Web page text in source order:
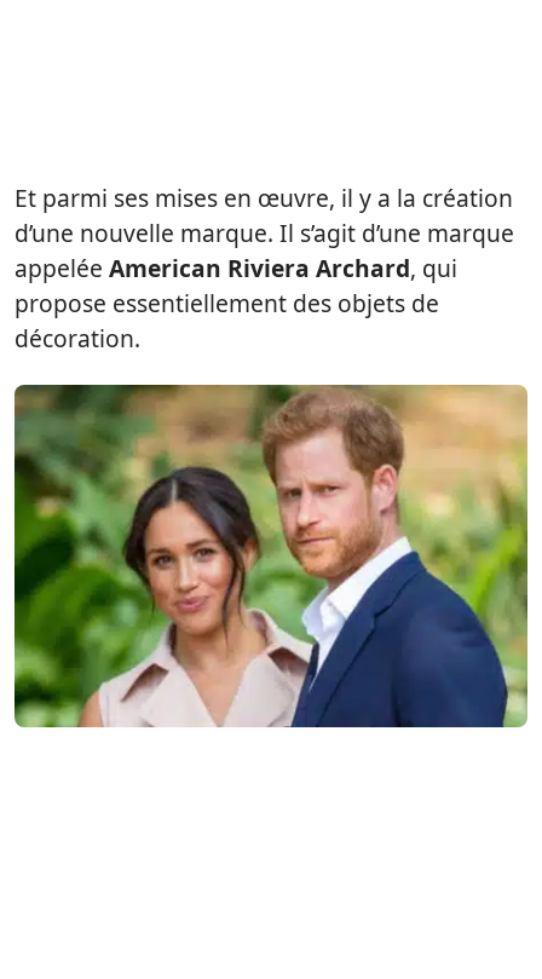
Et parmi ses mises en œuvre, il y a la création
d’une nouvelle marque. Il s’agit d’une marque
appelée American Riviera Archard, qui
propose essentiellement des objets de
décoration.